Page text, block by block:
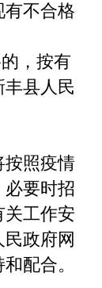
有不合格
，按有
县人民
照疫情
必要时招
关工作安
政府网
配合。